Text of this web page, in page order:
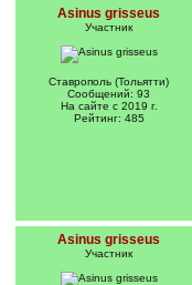
Asinus grisseus
Участник
Ставрополь (Тольятти)
Сообщений: 93
На сайте с 2019 г.
Рейтинг: 485
Asinus grisseus
Участник